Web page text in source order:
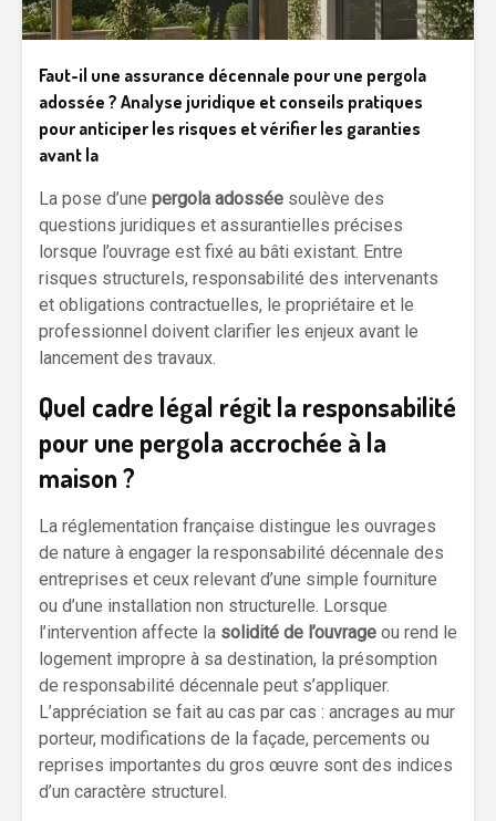
Faut-il une assurance décennale pour une pergola
adossée ? Analyse juridique et conseils pratiques
pour anticiper les risques et vérifier les garanties
avant la
La pose d’une pergola adossée soulève des
questions juridiques et assurantielles précises
lorsque l’ouvrage est fixé au bâti existant. Entre
risques structurels, responsabilité des intervenants
et obligations contractuelles, le propriétaire et le
professionnel doivent clarifier les enjeux avant le
lancement des travaux.
Quel cadre légal régit la responsabilité
pour une pergola accrochée à la
maison ?
La réglementation française distingue les ouvrages
de nature à engager la responsabilité décennale des
entreprises et ceux relevant d’une simple fourniture
ou d’une installation non structurelle. Lorsque
l’intervention affecte la solidité de l’ouvrage ou rend le
logement impropre à sa destination, la présomption
de responsabilité décennale peut s’appliquer.
L’appréciation se fait au cas par cas : ancrages au mur
porteur, modifications de la façade, percements ou
reprises importantes du gros œuvre sont des indices
d’un caractère structurel.